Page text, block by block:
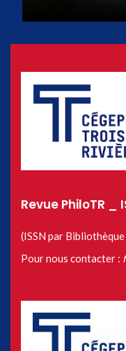
Revue PhiloTR _
(ISSN par
Pour nous contacter :